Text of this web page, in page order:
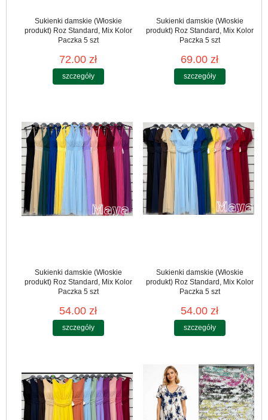
Sukienki damskie (Włoskie
produkt) Roz Standard, Mix Kolor
Paczka 5 szt
72.00 zł
szczegóły
Sukienki damskie (Włoskie
produkt) Roz Standard, Mix Kolor
Paczka 5 szt
69.00 zł
szczegóły
Sukienki damskie (Włoskie
produkt) Roz Standard, Mix Kolor
Paczka 5 szt
54.00 zł
szczegóły
Sukienki damskie (Włoskie
produkt) Roz Standard, Mix Kolor
Paczka 5 szt
54.00 zł
szczegóły